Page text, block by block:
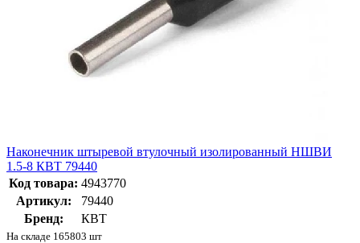
Наконечник штыревой втулочный изолированный НШВИ
1.5-8 КВТ 79440
Код товара: 4943770
Артикул:
79440
Бренд:
КВТ
На складе 165803 шт